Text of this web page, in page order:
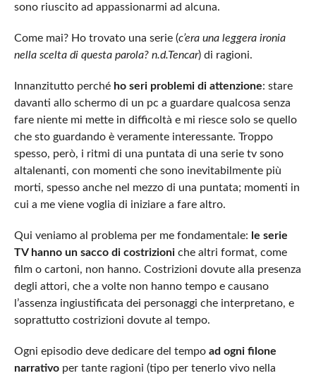
sono riuscito ad appassionarmi ad alcuna.
Come mai? Ho trovato una serie (c’era una leggera ironia
nella scelta di questa parola? n.d.Tencar) di ragioni.
Innanzitutto perché ho seri problemi di attenzione: stare
davanti allo schermo di un pc a guardare qualcosa senza
fare niente mi mette in difficoltà e mi riesce solo se quello
che sto guardando è veramente interessante. Troppo
spesso, però, i ritmi di una puntata di una serie tv sono
altalenanti, con momenti che sono inevitabilmente più
morti, spesso anche nel mezzo di una puntata; momenti in
cui a me viene voglia di iniziare a fare altro.
Qui veniamo al problema per me fondamentale: le serie
TV hanno un sacco di costrizioniche altri format, come
film o cartoni, non hanno. Costrizioni dovute alla presenza
degli attori, che a volte non hanno tempo e causano
l’assenza ingiustificata dei personaggi che interpretano, e
soprattutto costrizioni dovute al tempo.
Ogni episodio deve dedicare del tempo ad ogni filone
narrativoper tante ragioni (tipo per tenerlo vivo nella